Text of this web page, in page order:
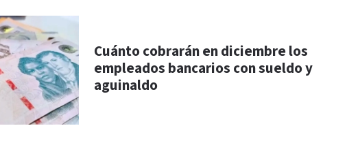
Cuánto cobrarán en diciembre los
empleados bancarios con sueldo y
aguinaldo